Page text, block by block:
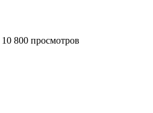
10 800 просмотров